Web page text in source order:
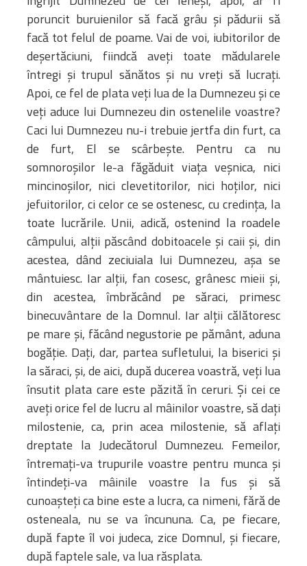
poruncit buruienilor să facă grâu și pădurii să
facă tot felul de poame. Vai de voi, iubitorilor de
deșertăciuni, fiindcă aveți toate mădularele
întregi și trupul sănătos și nu vreți să lucrați.
Apoi, ce fel de plata veți lua de la Dumnezeu și ce
veți aduce lui Dumnezeu din ostenelile voastre?
Caci lui Dumnezeu nu-i trebuie jertfa din furt, ca
de furt, El se scârbește. Pentru ca nu
somnoroșilor le-a făgăduit viața veșnica, nici
mincinoșilor, nici clevetitorilor, nici hoților, nici
jefuitorilor, ci celor ce se ostenesc, cu credința, la
toate lucrările. Unii, adică, ostenind la roadele
câmpului, alții păscând dobitoacele și caii și, din
acestea, dând zeciuiala lui Dumnezeu, așa se
mântuiesc. Iar alții, fan cosesc, grânesc mieii și,
din acestea, îmbrăcând pe săraci, primesc
binecuvântare de la Domnul. Iar alții călătoresc
pe mare și, făcând negustorie pe pământ, aduna
bogăție. Dați, dar, partea sufletului, la biserici și
la săraci, și, de aici, după ducerea voastră, veți lua
însutit plata care este păzită în ceruri. Și cei ce
aveți orice fel de lucru al mâinilor voastre, să dați
milostenie, ca, prin acea milostenie, să aflați
dreptate la Judecătorul Dumnezeu. Femeilor,
întremați-va trupurile voastre pentru munca și
întindeți-va mâinile voastre la fus și să
cunoașteți ca bine este a lucra, ca nimeni, fără de
osteneala, nu se va încununa. Ca, pe fiecare,
după fapte îl voi judeca, zice Domnul, și fiecare,
după faptele sale, va lua răsplata.